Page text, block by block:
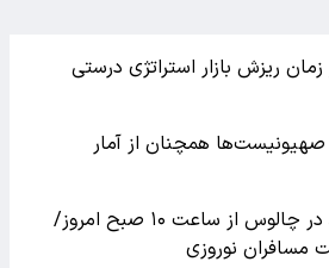
زمان ریزش بازار استراتژی درستی
همچنان از آمار
اعمال محدودیت تردد در چالوس از ساعت ۱۰ صبح امروز/
مسافران نوروزی